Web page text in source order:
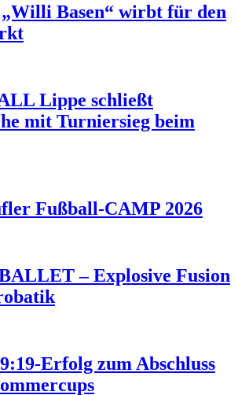
Basen“ wirbt für den
Lippe schließt
mit Turniersieg beim
Fußball-CAMP 2026
– Explosive Fusion
Erfolg zum Abschluss